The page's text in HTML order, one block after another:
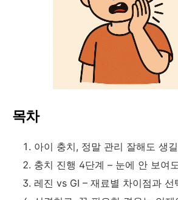
목차
아이 충치, 정말 관리 잘해도 생
충치 진행 4단계 – 눈에 안 보여
레진 vs GI – 재료별 차이점과 선